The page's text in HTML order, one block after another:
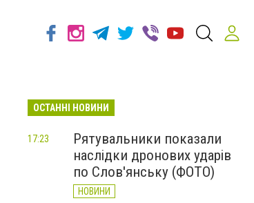
ОСТАННІ НОВИНИ
Рятувальники показали
наслідки дронових ударів
по Слов'янську (ФОТО)
НОВИНИ
17:23